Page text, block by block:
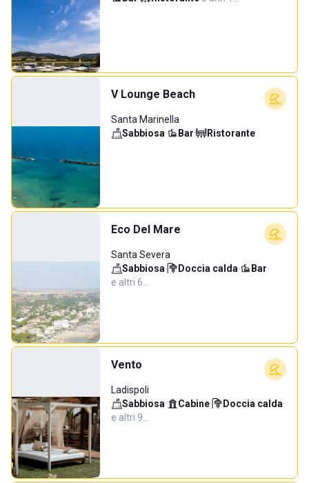
V Lounge Beach
Santa Marinella
Sabbiosa· Bar· Ristorante
Eco Del Mare
Santa Severa
Sabbiosa· Doccia calda· Bar·
e altri 6…
Vento
Ladispoli
Sabbiosa· Cabine· Doccia calda·
e altri 9…